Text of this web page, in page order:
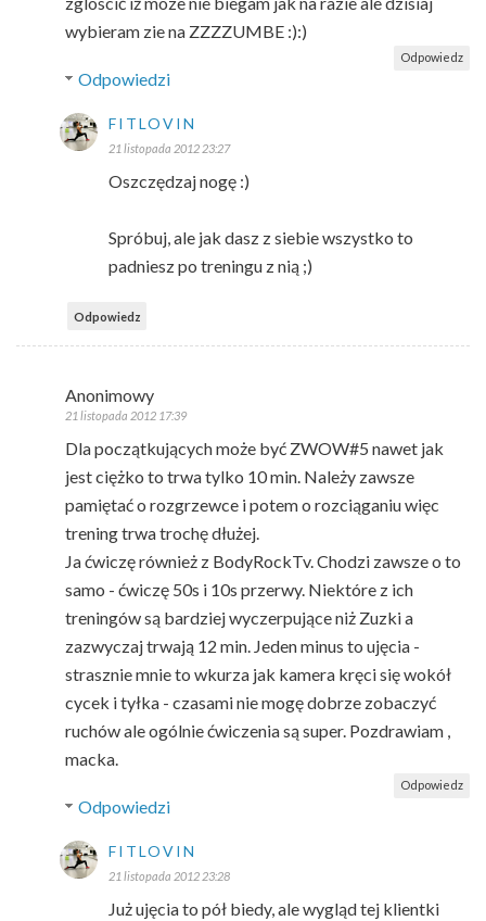
wybieram zie na ZZZZUMBE :):)
Odpowiedz
Odpowiedzi
FITLOVIN
21 listopada 2012 23:27
Oszczędzaj nogę :)
Spróbuj, ale jak dasz z siebie wszystko to
padniesz po treningu z nią ;)
Odpowiedz
Anonimowy
21 listopada 2012 17:39
Dla początkujących może być ZWOW#5 nawet jak
jest ciężko to trwa tylko 10 min. Należy zawsze
pamiętać o rozgrzewce i potem o rozciąganiu więc
trening trwa trochę dłużej.
Ja ćwiczę również z BodyRockTv. Chodzi zawsze o to
samo - ćwiczę 50s i 10s przerwy. Niektóre z ich
treningów są bardziej wyczerpujące niż Zuzki a
zazwyczaj trwają 12 min. Jeden minus to ujęcia -
strasznie mnie to wkurza jak kamera kręci się wokół
cycek i tyłka - czasami nie mogę dobrze zobaczyć
ruchów ale ogólnie ćwiczenia są super. Pozdrawiam ,
macka.
Odpowiedz
Odpowiedzi
FITLOVIN
21 listopada 2012 23:28
Już ujęcia to pół biedy, ale wygląd tej klientki